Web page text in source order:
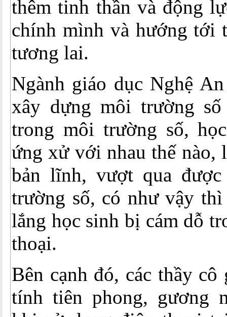
thêm tinh thần và động
chính mình và hướng tới
tương lai.
Ngành giáo dục Nghệ
xây dựng môi trường
trong môi trường số,
ứng xử với nhau thế nào,
bản lĩnh, vượt qua
trường số, có như vậy
lắng học sinh bị cám dỗ
thoại.
Bên cạnh đó, các thầy cô
tính tiên phong, gương